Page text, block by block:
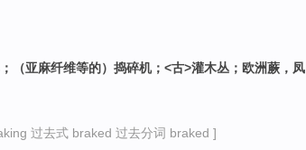
（亚麻纤维等的）捣碎机；<古>灌木丛；欧洲蕨，凤
过去式 braked 过去分词 braked ]